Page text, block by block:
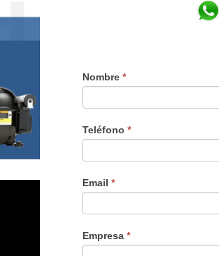
Nombre *
Teléfono *
Email *
Empresa *